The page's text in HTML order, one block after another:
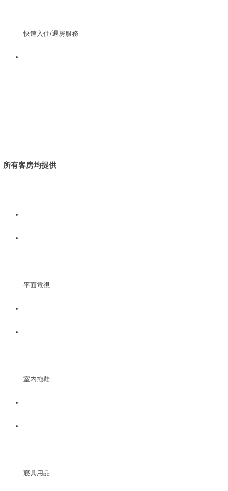
快速入住/退房服務
所有客房均提供
平面電視
室內拖鞋
寢具用品